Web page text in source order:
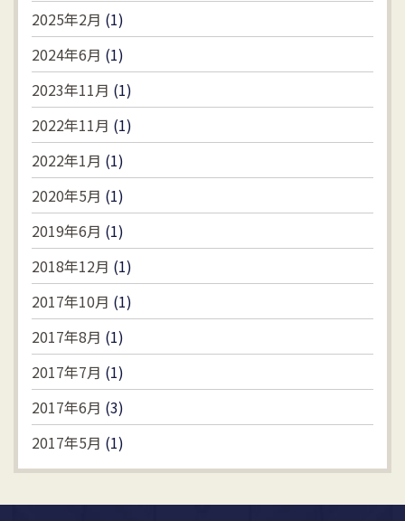
2025年2月 (1)
2024年6月 (1)
2023年11月 (1)
2022年11月 (1)
2022年1月 (1)
2020年5月 (1)
2019年6月 (1)
2018年12月 (1)
2017年10月 (1)
2017年8月 (1)
2017年7月 (1)
2017年6月 (3)
2017年5月 (1)